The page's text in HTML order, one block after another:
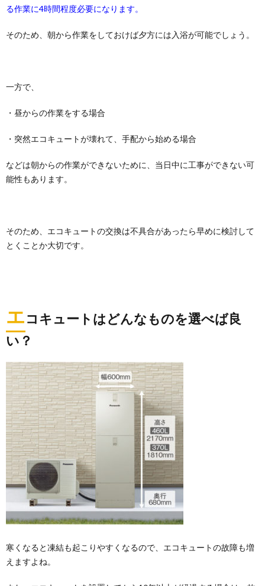
る作業に4時間程度必要になります。
そのため、朝から作業をしておけば夕方には入浴が可能でしょう。
一方で、
・昼からの作業をする場合
・突然エコキュートが壊れて、手配から始める場合
などは朝からの作業ができないために、当日中に工事ができない可
能性もあります。
そのため、エコキュートの交換は不具合があったら早めに検討して
とくことか大切です。
エコキュートはどんなものを選べば良
い？
寒くなると凍結も起こりやすくなるので、エコキュートの故障も増
えますよね。